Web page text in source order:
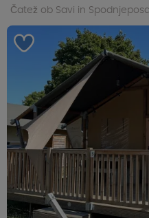
Čatež ob Savi in